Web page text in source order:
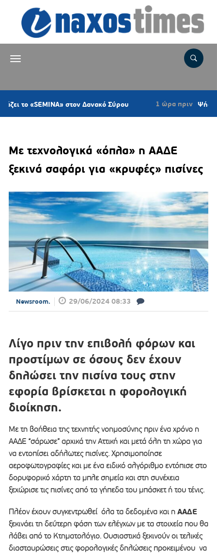
στον Δανακό Σύρου 1 ώρα πριν Ψήφισμα του
Με τεχνολογικά «όπλα» η ΑΑΔΕ
ξεκινά σαφάρι για «κρυφές» πισίνες
Newsroom. 29/06/2024 08:33
Λίγο πριν την επιβολή φόρων και
προστίμων σε όσους δεν έχουν
δηλώσει την πισίνα τους στην
εφορία βρίσκεται η φορολογική
διοίκηση.
Με τη βοήθεια της τεχνητής νοημοσύνης πριν ένα χρόνο η
ΑΑΔΕ “σάρωσε” αρχικά την Αττική και μετά όλη τη χώρα για
να εντοπίσει αδήλωτες πισίνες. Χρησιμοποίησε
αεροφωτογραφίες και με ένα ειδικό αλγόριθμο εντόπισε στο
δορυφορικό χάρτη τα μπλε σημεία και στη συνέχεια
ξεχώρισε τις πισίνες από τα γήπεδα του μπάσκετ ή του τένις.
Πλέον έχουν συγκεντρωθεί όλα τα δεδομένα και η ΑΑΔΕ
ξεκινάει τη δεύτερη φάση των ελέγχων με τα στοιχεία που θα
λάβει από το Κτηματολόγιο. Ουσιαστικά ξεκινούν οι τελικές
διασταυρώσεις στις φορολογικές δηλώσεις προκειμένου να